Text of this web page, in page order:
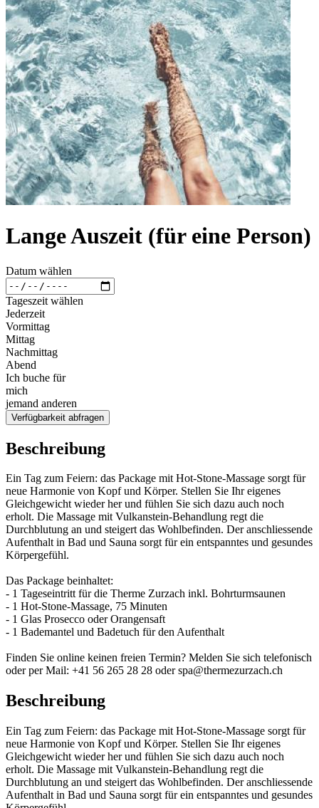
Lange Auszeit (für eine Person)
Datum wählen
Tageszeit wählen
Jederzeit
Vormittag
Mittag
Nachmittag
Abend
Ich buche für
mich
jemand anderen
Verfügbarkeit abfragen
Beschreibung
Ein Tag zum Feiern: das Package mit Hot-Stone-Massage sorgt für
neue Harmonie von Kopf und Körper. Stellen Sie Ihr eigenes
Gleichgewicht wieder her und fühlen Sie sich dazu auch noch
erholt. Die Massage mit Vulkanstein-Behandlung regt die
Durchblutung an und steigert das Wohlbefinden. Der anschliessende
Aufenthalt in Bad und Sauna sorgt für ein entspanntes und gesundes
Körpergefühl.
Das Package beinhaltet:
- 1 Tageseintritt für die Therme Zurzach inkl. Bohrturmsaunen
- 1 Hot-Stone-Massage, 75 Minuten
- 1 Glas Prosecco oder Orangensaft
- 1 Bademantel und Badetuch für den Aufenthalt
Finden Sie online keinen freien Termin? Melden Sie sich telefonisch
oder per Mail: +41 56 265 28 28 oder spa@thermezurzach.ch
Beschreibung
Ein Tag zum Feiern: das Package mit Hot-Stone-Massage sorgt für
neue Harmonie von Kopf und Körper. Stellen Sie Ihr eigenes
Gleichgewicht wieder her und fühlen Sie sich dazu auch noch
erholt. Die Massage mit Vulkanstein-Behandlung regt die
Durchblutung an und steigert das Wohlbefinden. Der anschliessende
Aufenthalt in Bad und Sauna sorgt für ein entspanntes und gesundes